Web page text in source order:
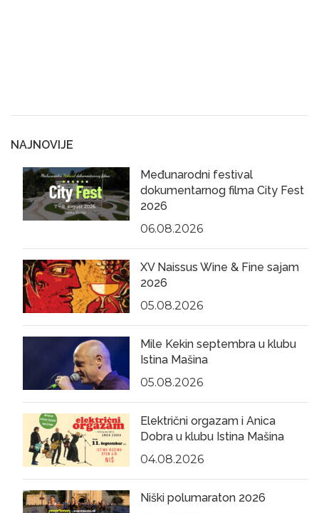
NAJNOVIJE
Međunarodni festival
dokumentarnog filma City Fest
2026
06.08.2026
XV Naissus Wine & Fine sajam
2026
05.08.2026
Mile Kekin septembra u klubu
Istina Mašina
05.08.2026
Električni orgazam i Anica
Dobra u klubu Istina Mašina
04.08.2026
Niški polumaraton 2026